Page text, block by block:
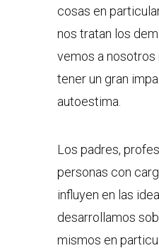
cosas en
nos tratan los
vemos a
tener un gran
autoestima.
Los padres,
personas con
influyen en las
desarrollamos
mismos en